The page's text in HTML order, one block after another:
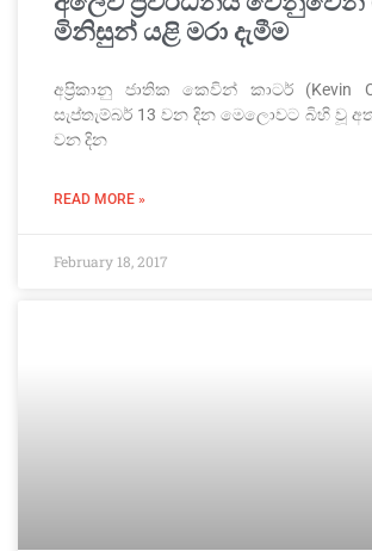
මිනිසුන් යළි මරා දැමීම
අප්‍රිකානු ජාතික කෙවින් කාටර් (Kevin
සැප්තැම්බර් 13 වන දින මෙලොවට බිහි වූ
වන දින
READ MORE »
February 18, 2017